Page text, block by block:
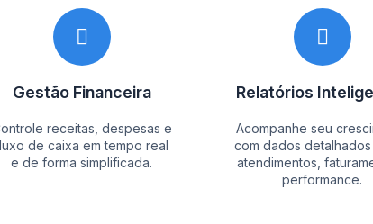
Gestão Financeira
receitas, despesas e
de caixa em tempo real
e de forma simplificada.
Relatórios
Acompanhe seu
com dados
atendimentos,
performance.